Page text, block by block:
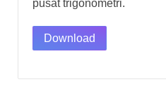
pusat trigonometri.
Download